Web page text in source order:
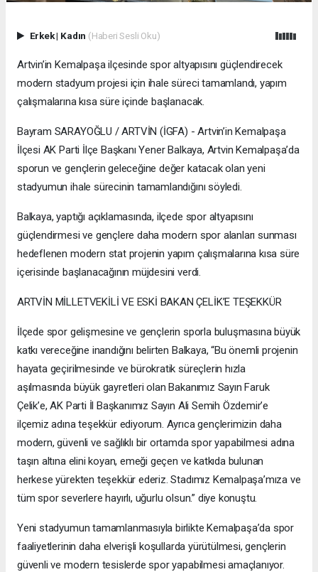
Erkek| Kadın (Haberi Sesli Oku)
Artvin’in Kemalpaşa ilçesinde spor altyapısını güçlendirecek
modern stadyum projesi için ihale süreci tamamlandı, yapım
çalışmalarına kısa süre içinde başlanacak.
Bayram SARAYOĞLU / ARTVİN (İGFA) - Artvin’in Kemalpaşa
İlçesi AK Parti İlçe Başkanı Yener Balkaya, Artvin Kemalpaşa’da
sporun ve gençlerin geleceğine değer katacak olan yeni
stadyumun ihale sürecinin tamamlandığını söyledi.
Balkaya, yaptığı açıklamasında, ilçede spor altyapısını
güçlendirmesi ve gençlere daha modern spor alanları sunması
hedeflenen modern stat projenin yapım çalışmalarına kısa süre
içerisinde başlanacağının müjdesini verdi.
ARTVİN MİLLETVEKİLİ VE ESKİ BAKAN ÇELİK’E TEŞEKKÜR
İlçede spor gelişmesine ve gençlerin sporla buluşmasına büyük
katkı vereceğine inandığını belirten Balkaya, “Bu önemli projenin
hayata geçirilmesinde ve bürokratik süreçlerin hızla
aşılmasında büyük gayretleri olan Bakanımız Sayın Faruk
Çelik’e, AK Parti İl Başkanımız Sayın Ali Semih Özdemir’e
ilçemiz adına teşekkür ediyorum. Ayrıca gençlerimizin daha
modern, güvenli ve sağlıklı bir ortamda spor yapabilmesi adına
taşın altına elini koyan, emeği geçen ve katkıda bulunan
herkese yürekten teşekkür ederiz. Stadımız Kemalpaşa’mıza ve
tüm spor severlere hayırlı, uğurlu olsun.” diye konuştu.
Yeni stadyumun tamamlanmasıyla birlikte Kemalpaşa’da spor
faaliyetlerinin daha elverişli koşullarda yürütülmesi, gençlerin
güvenli ve modern tesislerde spor yapabilmesi amaçlanıyor.